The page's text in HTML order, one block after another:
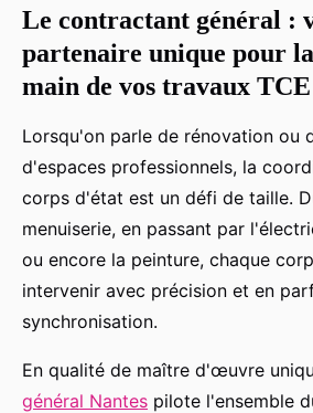
Le contractant général :
partenaire unique pour
main de vos travaux TCE
Lorsqu'on parle de rénovation ou
d'espaces professionnels, la
corps d'état est un défi de taille.
menuiserie, en passant par
ou encore la peinture, chaque
intervenir avec précision et en
synchronisation.
En qualité de maître d'œuvre
général Nantes pilote l'ensemble